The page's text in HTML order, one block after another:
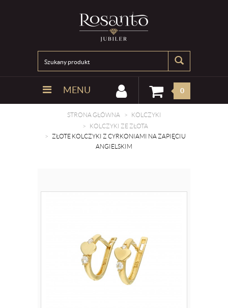
MENU 0
STRONA GŁÓWNA
KOLCZYKI
KOLCZYKI ZE ZŁOTA
ZŁOTE KOLCZYKI Z CYRKONIAMI NA ZAPIĘCIU
ANGIELSKIM